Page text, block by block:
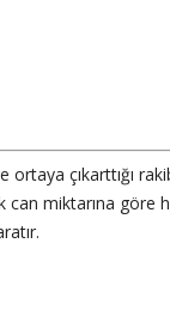
ortaya çıkarttığı
miktarına göre